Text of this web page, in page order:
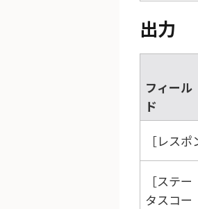
出力
フィール
ド
レスポ
ステー
タスコー